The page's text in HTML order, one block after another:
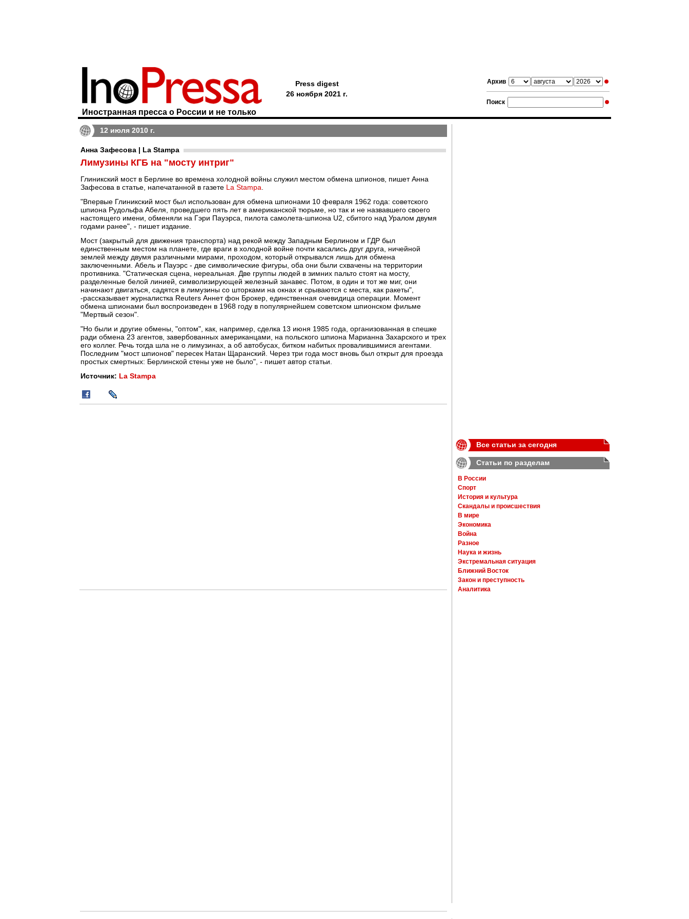
Архив
Поиск
Иностранная пресса о России и не только
Press digest
26 ноября 2021 г.
12 июля 2010 г.
Анна Зафесова | La Stampa
Лимузины КГБ на "мосту интриг"
Глиникский мост в Берлине во времена холодной войны служил местом обмена шпионов, пишет Анна
Зафесова в статье, напечатанной в газете La Stampa
"Впервые Глиникский мост был использован для обмена шпионами 10 февраля 1962 года: советского
шпиона Рудольфа Абеля, проведшего пять лет в американской тюрьме, но так и не назвавшего своего
настоящего имени, обменяли на Гэри Пауэрса, пилота самолета-шпиона U2, сбитого над Уралом двумя
годами ранее", - пишет издание.
Мост (закрытый для движения транспорта) над рекой между Западным Берлином и ГДР был
единственным местом на планете, где враги в холодной войне почти касались друг друга, ничейной
землей между двумя различными мирами, проходом, который открывался лишь для обмена
заключенными. Абель и Пауэрс - две символические фигуры, оба они были схвачены на территории
противника. "Статическая сцена, нереальная. Две группы людей в зимних пальто стоят на мосту,
разделенные белой линией, символизирующей железный занавес. Потом, в один и тот же миг, они
начинают двигаться, садятся в лимузины со шторками на окнах и срываются с места, как ракеты",
-рассказывает журналистка Reuters Аннет фон Брокер, единственная очевидица операции. Момент
обмена шпионами был воспроизведен в 1968 году в популярнейшем советском шпионском фильме
"Мертвый сезон".
"Но были и другие обмены, "оптом", как, например, сделка 13 июня 1985 года, организованная в спешке
ради обмена 23 агентов, завербованных американцами, на польского шпиона Марианна Захарского и трех
его коллег. Речь тогда шла не о лимузинах, а об автобусах, битком набитых провалившимися агентами.
Последним "мост шпионов" пересек Натан Щаранский. Через три года мост вновь был открыт для проезда
простых смертных: Берлинской стены уже не было", - пишет автор статьи.
Источник: La Stampa
Все статьи за сегодня
Статьи по разделам
В России
Спорт
История и культура
Скандалы и происшествия
В мире
Экономика
Война
Разное
Наука и жизнь
Экстремальная ситуация
Ближний Восток
Закон и преступность
Аналитика